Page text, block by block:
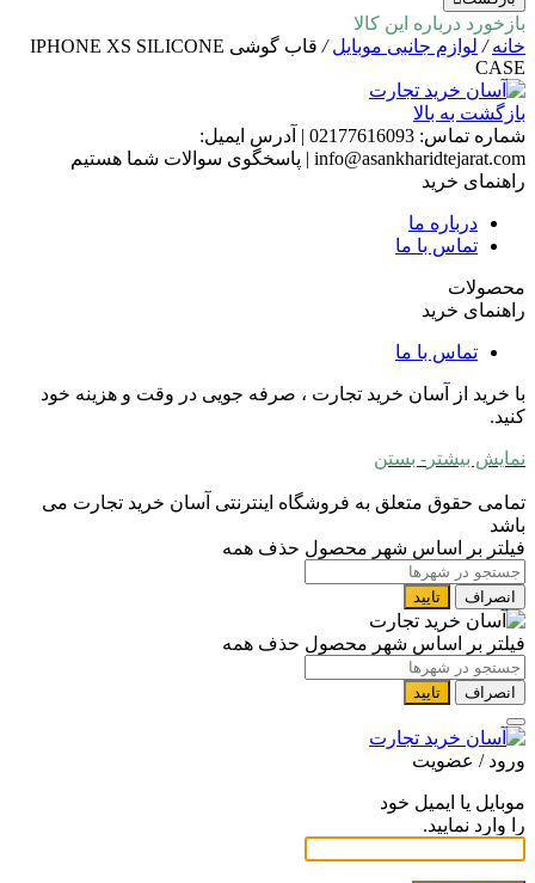
بازخورد درباره این کالا
خانه/ لوازم جانبی موبایل/
قاب گوشی IPHONE XS SILICONE
CASE
بازگشت به بالا
شماره تماس: 02177616093
| آدرس ایمیل:
info@asankharidtejarat.com
| پاسخگوی سوالات شما هستیم
راهنمای خرید
درباره ما
تماس با ما
محصولات
راهنمای خرید
تماس با ما
با خرید از آسان خرید تجارت ، صرفه جویی در وقت و هزینه خود
کنید.
نمایش بیشتر - بستن
تمامی حقوق متعلق به فروشگاه اینترنتی آسان خرید تجارت می
باشد
فیلتر بر اساس شهر محصول حذف همه
انصراف تایید
فیلتر بر اساس شهر محصول حذف همه
انصراف تایید
ورود / عضویت
موبایل یا ایمیل خود
را وارد نمایید.